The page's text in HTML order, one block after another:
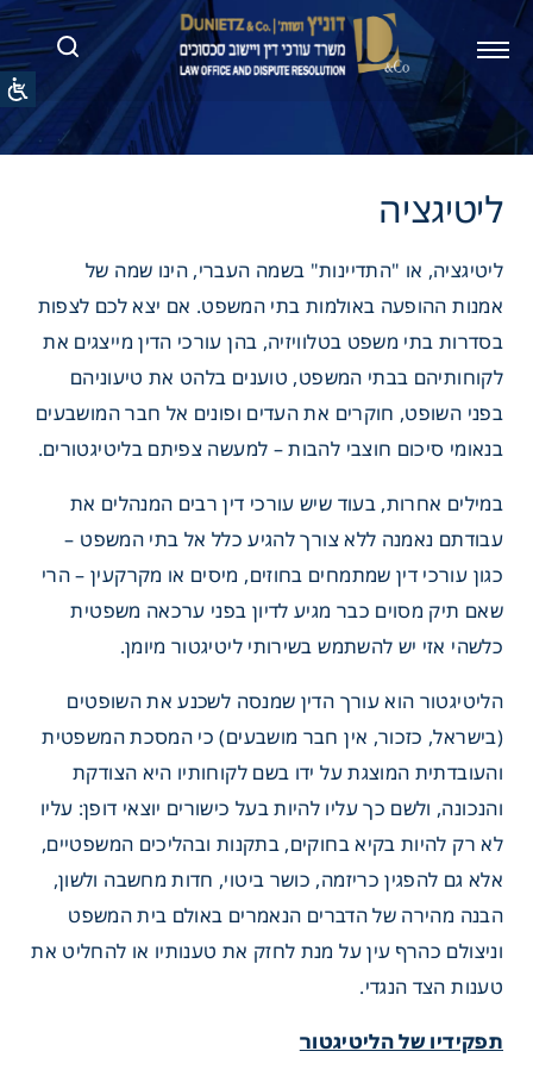
ליטיגציה, או "התדיינות" בשמה העברי, הינו שמה של
אמנות ההופעה באולמות בתי המשפט. אם יצא לכם לצפות
בסדרות בתי משפט בטלוויזיה, בהן עורכי הדין מייצגים את
לקוחותיהם בבתי המשפט, טוענים בלהט את טיעוניהם
בפני השופט, חוקרים את העדים ופונים אל חבר המושבעים
בנאומי סיכום חוצבי להבות – למעשה צפיתם בליטיגטורים.
במילים אחרות, בעוד שיש עורכי דין רבים המנהלים את
עבודתם נאמנה ללא צורך להגיע כלל אל בתי המשפט –
כגון עורכי דין שמתמחים בחוזים, מיסים או מקרקעין – הרי
שאם תיק מסוים כבר מגיע לדיון בפני ערכאה משפטית
כלשהי אזי יש להשתמש בשירותי ליטיגטור מיומן.
הליטיגטור הוא עורך הדין שמנסה לשכנע את השופטים
(בישראל, כזכור, אין חבר מושבעים) כי המסכת המשפטית
והעובדתית המוצגת על ידו בשם לקוחותיו היא הצודקת
והנכונה, ולשם כך עליו להיות בעל כישורים יוצאי דופן: עליו
לא רק להיות בקיא בחוקים, בתקנות ובהליכים המשפטיים,
אלא גם להפגין כריזמה, כושר ביטוי, חדות מחשבה ולשון,
הבנה מהירה של הדברים הנאמרים באולם בית המשפט
וניצולם כהרף עין על מנת לחזק את טענותיו או להחליט את
טענות הצד הנגדי.
תפקידיו של הליטיגטור